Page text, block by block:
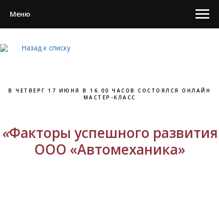
Меню
Назад к списку
В ЧЕТВЕРГ 17 ИЮНЯ В 16.00 ЧАСОВ СОСТОЯЛСЯ ОНЛАЙН
МАСТЕР-КЛАСС
«Факторы успешного развития
ООО «Автомеханика»